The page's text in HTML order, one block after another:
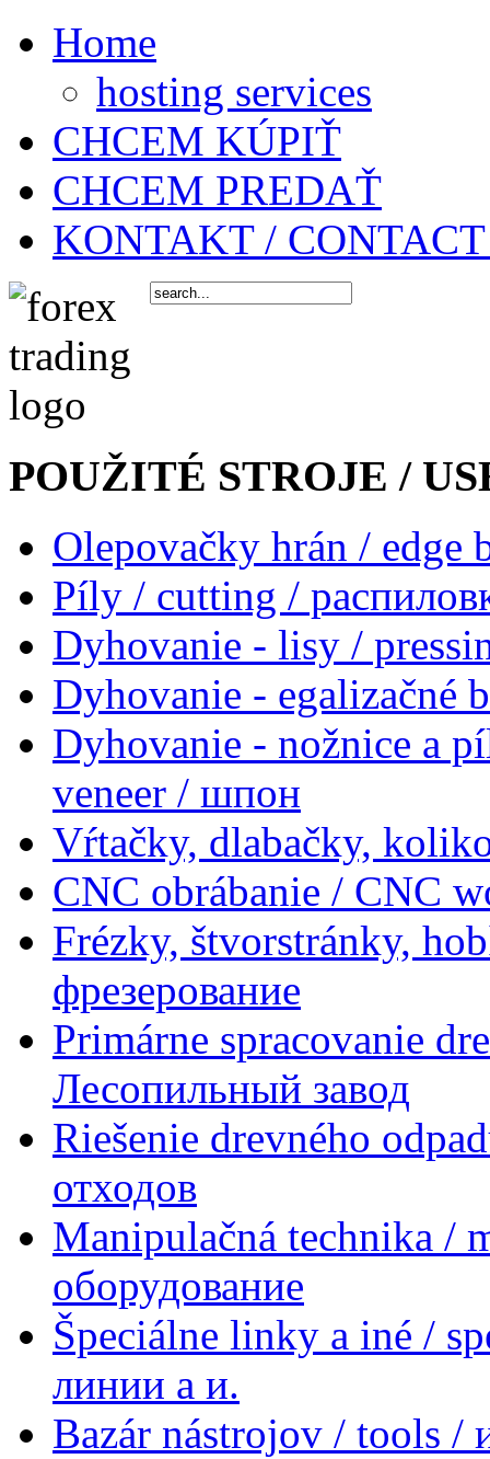
Home
hosting services
CHCEM KÚPIŤ
CHCEM PREDAŤ
KONTAKT /
POUŽITÉ STROJE /
Olepovačky hrán / edge
Píly / cutting /
Dyhovanie - lisy /
Dyhovanie - egalizačné
Dyhovanie - nožnice a
veneer / шпон
Vŕtačky, dlabačky,
CNC obrábanie / CNC
Frézky, štvorstránky,
фрезерование
Primárne spracovanie
Лесопильный завод
Riešenie drevného
отходов
Manipulačná technika /
оборудование
Špeciálne linky a iné /
линии a и.
Bazár nástrojov / tools /